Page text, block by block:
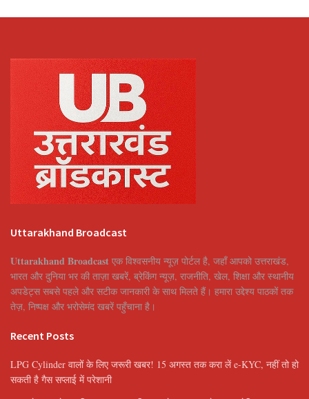
Uttarakhand Broadcast
Uttarakhand Broadcast एक विश्वसनीय न्यूज़ पोर्टल है, जहाँ आपको उत्तराखंड,
भारत और दुनिया भर की ताज़ा खबरें, ब्रेकिंग न्यूज़, राजनीति, खेल, शिक्षा और स्थानीय
अपडेट्स सबसे पहले और सटीक जानकारी के साथ मिलते हैं। हमारा उद्देश्य पाठकों तक
तेज़, निष्पक्ष और भरोसेमंद खबरें पहुँचाना है।
Recent Posts
LPG Cylinder वालों के लिए जरूरी खबर! 15 अगस्त तक करा लें e-KYC, नहीं तो हो
सकती है गैस सप्लाई में परेशानी